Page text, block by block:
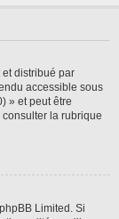
distribué par
accessible sous
» et peut être
la rubrique
Limited. Si